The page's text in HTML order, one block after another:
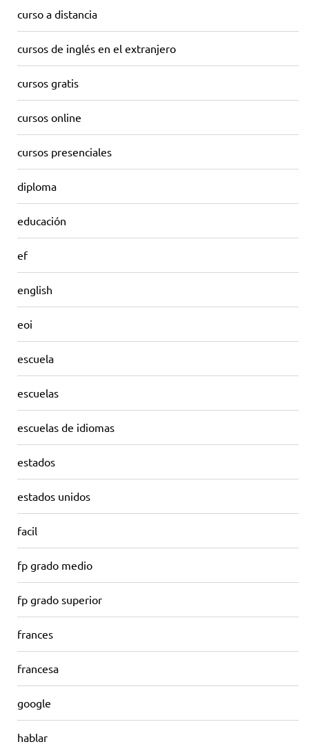
curso a distancia
cursos de inglés en el extranjero
cursos gratis
cursos online
cursos presenciales
diploma
educación
ef
english
eoi
escuela
escuelas
escuelas de idiomas
estados
estados unidos
facil
fp grado medio
fp grado superior
frances
francesa
google
hablar